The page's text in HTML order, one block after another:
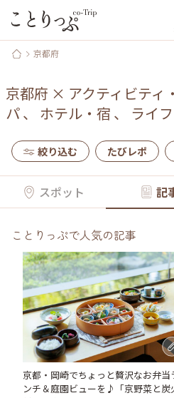
京都府
京都府 × アクティビティ
パ、 ホテル・宿 、 ライ
絞り込む たびレポ
スポット 記
ことりっぷで人気の記事
京都・岡崎でちょっと贅沢なお弁当
ンチ＆庭園ビューを♪「京野菜と炭